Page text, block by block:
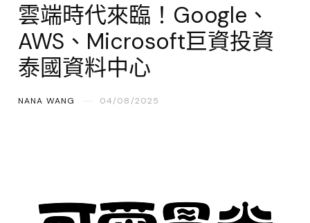
雲端時代來臨！Google、
AWS、Microsoft巨資投資
泰國資料中心
NANA WANG 04/08/2025